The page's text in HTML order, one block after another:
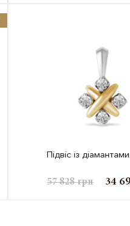
Підвіс із
57 828грн 34